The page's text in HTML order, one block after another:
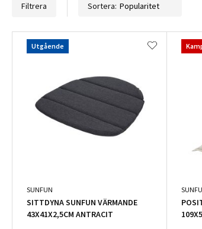
Filtrera Sortera:
Utgående
SUNFUN
SITTDYNA SUNFUN VÄRMANDE
43X41X2,5CM ANTRACIT